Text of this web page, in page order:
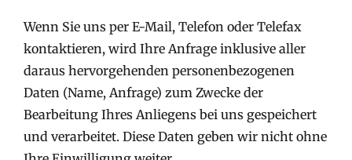
Wenn Sie uns per E-Mail, Telefon oder Telefax
kontaktieren, wird Ihre Anfrage inklusive aller
daraus hervorgehenden personenbezogenen
Daten (Name, Anfrage) zum Zwecke der
Bearbeitung Ihres Anliegens bei uns gespeichert
und verarbeitet. Diese Daten geben wir nicht ohne